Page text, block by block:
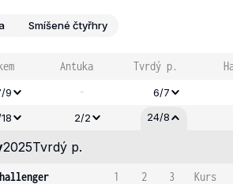
Smíšené čtyřhry
Antuka Tvrdý p.
9 -
6/7
2/2 24/8
2025Tvrdý p.
1 2 3
Kurs